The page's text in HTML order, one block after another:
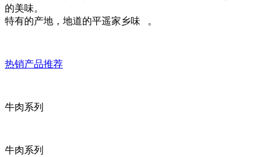
的美味。
特有的产地，地道的平遥家乡味 。
热销产品推荐
牛肉系列
牛肉系列